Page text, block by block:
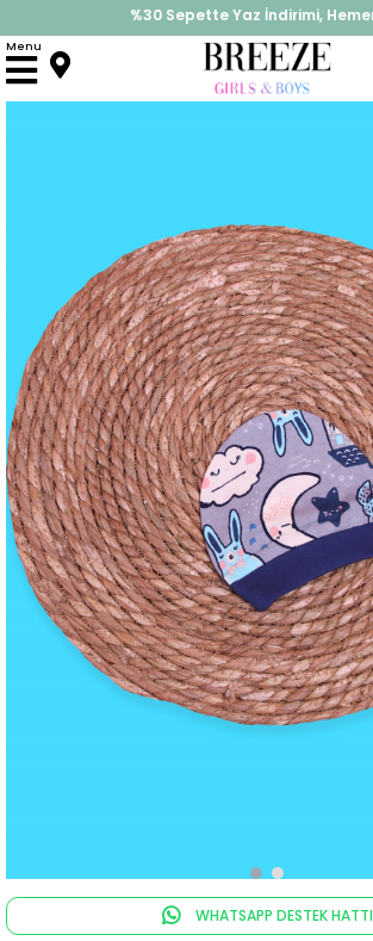
%30 Sepette Yaz İndirimi,
İndirimlere ek %10 İndirimi Kap,
Menu
Anasayfa Atkı & Bere
WHATSAPP DESTEK HATTI